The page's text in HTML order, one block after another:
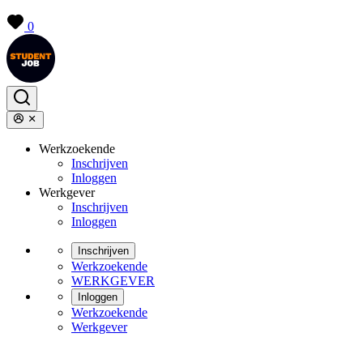
0
Werkzoekende
Inschrijven
Inloggen
Werkgever
Inschrijven
Inloggen
Inschrijven
Werkzoekende
WERKGEVER
Inloggen
Werkzoekende
Werkgever